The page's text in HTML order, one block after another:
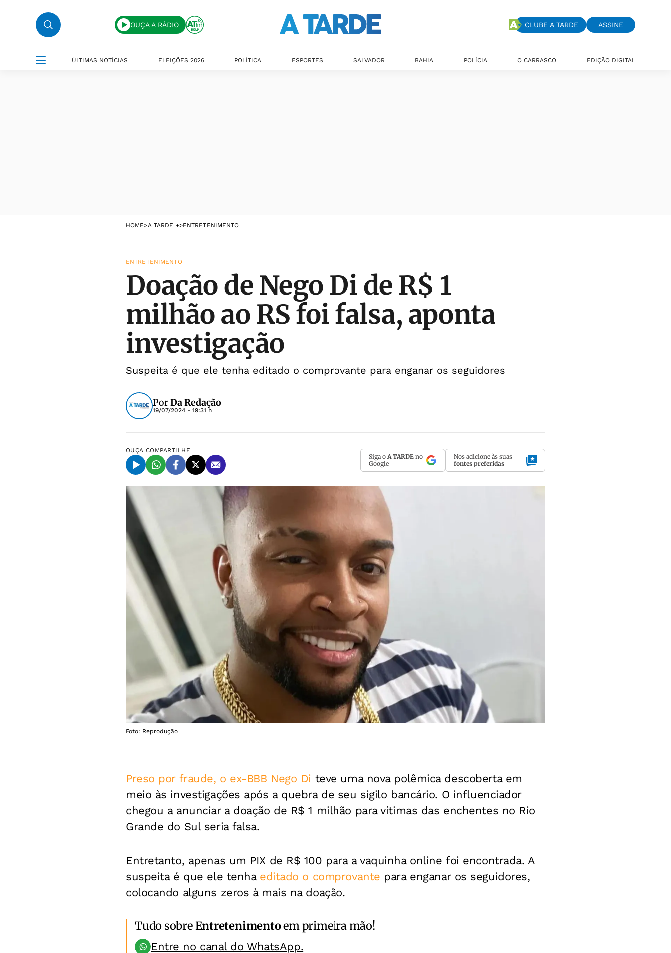
OUÇA A RÁDIO CLUBE A TARDE ASSINE
ÚLTIMAS NOTÍCIAS ELEIÇÕES 2026 POLÍTICA ESPORTES SALVADOR BAHIA POLÍCIA O CARRASCO EDIÇÃO DIGITAL
HOME>A TARDE +>ENTRETENIMENTO
ENTRETENIMENTO
Doação de Nego Di de R$ 1
milhão ao RS foi falsa, aponta
investigação
Suspeita é que ele tenha editado o comprovante para enganar os seguidores
PorDa Redação
19/07/2024 - 19:31 h
OUÇA COMPARTILHE
Siga o A TARDE no
Google
Nos adicione às suas
fontes preferidas
Foto: Reprodução
Preso por fraude, o ex-BBB Nego Di teve uma nova polêmica descoberta em
meio às investigações após a quebra de seu sigilo bancário. O influenciador
chegou a anunciar a doação de R$ 1 milhão para vítimas das enchentes no Rio
Grande do Sul seria falsa.
Entretanto, apenas um PIX de R$ 100 para a vaquinha online foi encontrada. A
suspeita é que ele tenha editado o comprovante para enganar os seguidores,
colocando alguns zeros à mais na doação.
Tudo sobreEntretenimentoem primeira mão!
Entre no canal do WhatsApp.